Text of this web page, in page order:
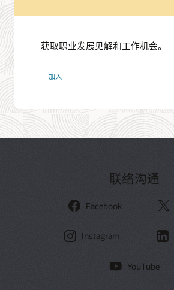
获取职业发展见解和工作机会。
加入
联络沟通
Facebook
Instagram
YouTube